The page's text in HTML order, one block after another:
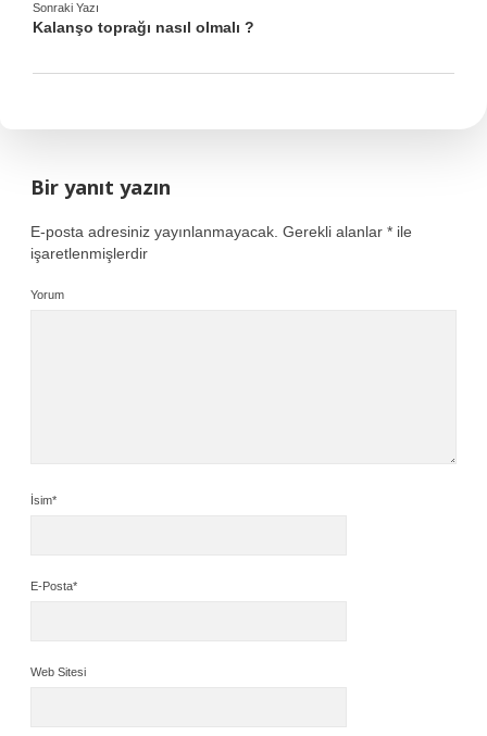
Sonraki Yazı
Kalanşo toprağı nasıl olmalı ?
Bir yanıt yazın
E-posta adresiniz yayınlanmayacak. Gerekli alanlar * ile
işaretlenmişlerdir
Yorum
İsim*
E-Posta*
Web Sitesi